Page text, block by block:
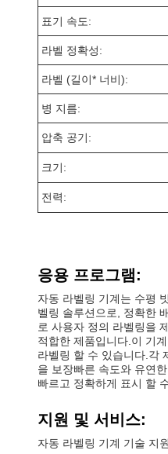
표기 속도:
라벨 정확성:
라벨 (길이* 너비):
병 지름:
압축 공기:
크기:
전력:
응용 프로그램:
자동 라벨링 기계는 수평
벨링 솔루션으로, 정확한
로 사용자 정의 라벨링을
적합한 제품입니다.이 기
라벨링 할 수 있습니다.각
을 보장빠른 속도와 유연
빠르고 정확하게 표시 할
지원 및 서비스:
자동 라벨링 기계 기술 지